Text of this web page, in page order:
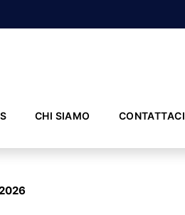
CHI SIAMO CONTATTACI